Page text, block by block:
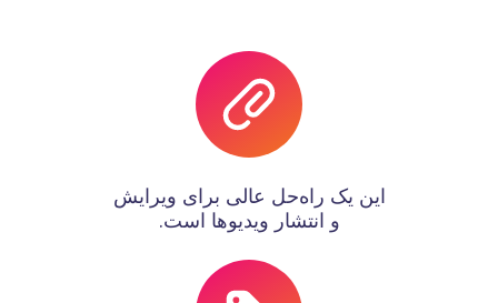
این یک راه‌حل عالی برای ویرایش
و انتشار ویدیوها است.